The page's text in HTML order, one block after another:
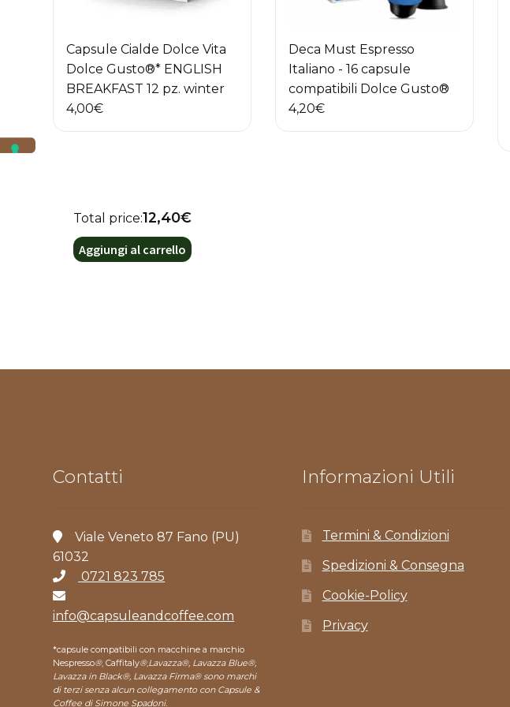
Capsule Cialde Dolce Vita
Dolce Gusto®* ENGLISH
BREAKFAST 12 pz. winter
4,00€
Deca Must Espresso
Italiano - 16 capsule
compatibili Dolce Gusto®
4,20€
Total price:12,40€
Aggiungi al carrello
Contatti
Viale Veneto 87 Fano (PU)
61032
0721 823 785
info@capsuleandcoffee.com
*capsule compatibili con macchine a marchio
Nespresso®, Caffitaly®,Lavazza®, Lavazza Blue®,
Lavazza in Black®, Lavazza Firma® sono marchi
di terzi senza alcun collegamento con Capsule &
Coffee di Simone Spadoni.
Informazioni Utili
Termini & Condizioni
Spedizioni & Consegna
Cookie-Policy
Privacy